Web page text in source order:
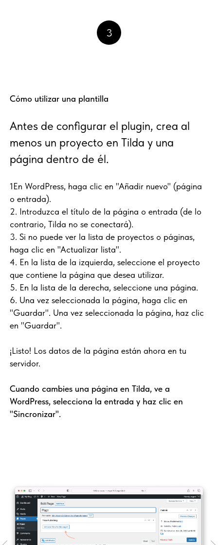
3
Cómo utilizar una plantilla
Antes de configurar el plugin, crea al
menos un proyecto en Tilda y una
página dentro de él.
1En WordPress, haga clic en "Añadir nuevo" (página
o entrada).
2. Introduzca el título de la página o entrada (de lo
contrario, Tilda no se conectará).
3. Si no puede ver la lista de proyectos o páginas,
haga clic en "Actualizar lista".
4. En la lista de la izquierda, seleccione el proyecto
que contiene la página que desea utilizar.
5. En la lista de la derecha, seleccione una página.
6. Una vez seleccionada la página, haga clic en
"Guardar". Una vez seleccionada la página, haz clic
en "Guardar".
¡Listo! Los datos de la página están ahora en tu
servidor.
Cuando cambies una página en Tilda, ve a
WordPress, selecciona la entrada y haz clic en
"Sincronizar".